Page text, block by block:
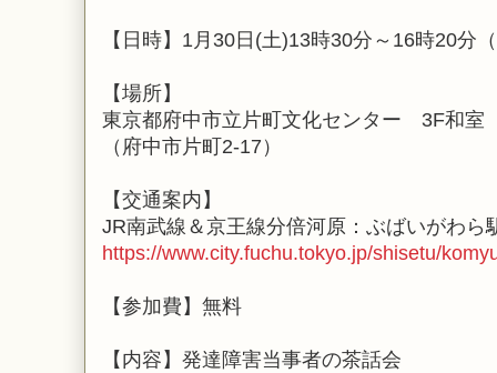
【日時】1月30日(土)13時30分～16時20分
【場所】
東京都府中市立片町文化センター 3F和室
（府中市片町2-17）
【交通案内】
JR南武線＆京王線分倍河原：ぶばいがわら
https://www.city.fuchu.tokyo.jp/shisetu/
【参加費】無料
【内容】発達障害当事者の茶話会